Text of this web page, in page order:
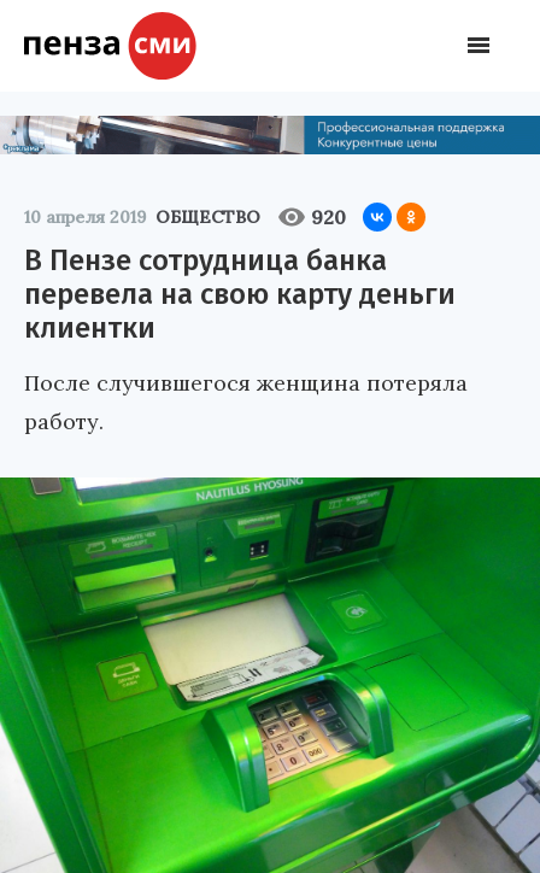
10 апреля 2019 ОБЩЕСТВО 920
В Пензе сотрудница банка
перевела на свою карту деньги
клиентки
После случившегося женщина потеряла
работу.